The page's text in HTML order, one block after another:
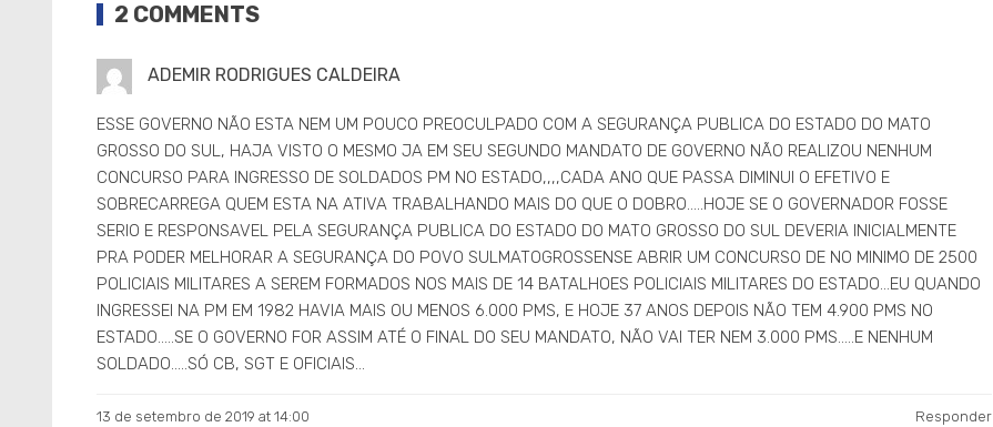
2 COMMENTS
ADEMIR RODRIGUES CALDEIRA
ESSE GOVERNO NÃO ESTA NEM UM POUCO PREOCULPADO COM A SEGURANÇA PUBLICA DO ESTADO DO MATO
GROSSO DO SUL, HAJA VISTO O MESMO JA EM SEU SEGUNDO MANDATO DE GOVERNO NÃO REALIZOU NENHUM
CONCURSO PARA INGRESSO DE SOLDADOS PM NO ESTADO,,,,CADA ANO QUE PASSA DIMINUI O EFETIVO E
SOBRECARREGA QUEM ESTA NA ATIVA TRABALHANDO MAIS DO QUE O DOBRO…..HOJE SE O GOVERNADOR FOSSE
SERIO E RESPONSAVEL PELA SEGURANÇA PUBLICA DO ESTADO DO MATO GROSSO DO SUL DEVERIA INICIALMENTE
PRA PODER MELHORAR A SEGURANÇA DO POVO SULMATOGROSSENSE ABRIR UM CONCURSO DE NO MINIMO DE 2500
POLICIAIS MILITARES A SEREM FORMADOS NOS MAIS DE 14 BATALHOES POLICIAIS MILITARES DO ESTADO…EU QUANDO
INGRESSEI NA PM EM 1982 HAVIA MAIS OU MENOS 6.000 PMS, E HOJE 37 ANOS DEPOIS NÃO TEM 4.900 PMS NO
ESTADO…..SE O GOVERNO FOR ASSIM ATÉ O FINAL DO SEU MANDATO, NÃO VAI TER NEM 3.000 PMS…..E NENHUM
SOLDADO…..SÓ CB, SGT E OFICIAIS…
13 de setembro de 2019 at 14:00 Responder